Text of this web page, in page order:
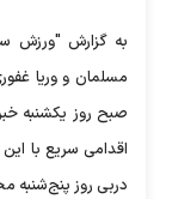
به گزارش "ورزش
مسلمان و وریا
صبح روز یکشنبه
اقدامی سریع با
دربی روز پنج‌شنبه